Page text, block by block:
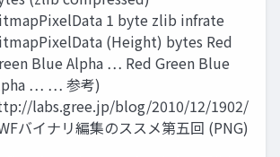
1 byte zlib infrate
(Height) bytes Red
Blue Alpha … Red Green Blue
… … 参考)
labs.gree.jp/blog/2010/12/1902/
バイナリ編集のススメ第五回 (PNG)